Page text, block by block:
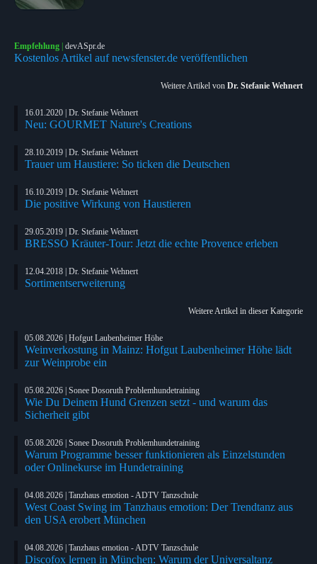
Empfehlung | devASpr.de
Kostenlos Artikel auf newsfenster.de veröffentlichen
Weitere Artikel von Dr. Stefanie Wehnert
16.01.2020 | Dr. Stefanie Wehnert
Neu: GOURMET Nature's Creations
28.10.2019 | Dr. Stefanie Wehnert
Trauer um Haustiere: So ticken die Deutschen
16.10.2019 | Dr. Stefanie Wehnert
Die positive Wirkung von Haustieren
29.05.2019 | Dr. Stefanie Wehnert
BRESSO Kräuter-Tour: Jetzt die echte Provence erleben
12.04.2018 | Dr. Stefanie Wehnert
Sortimentserweiterung
Weitere Artikel in dieser Kategorie
05.08.2026 | Hofgut Laubenheimer Höhe
Weinverkostung in Mainz: Hofgut Laubenheimer Höhe lädt
zur Weinprobe ein
05.08.2026 | Sonee Dosoruth Problemhundetraining
Wie Du Deinem Hund Grenzen setzt - und warum das
Sicherheit gibt
05.08.2026 | Sonee Dosoruth Problemhundetraining
Warum Programme besser funktionieren als Einzelstunden
oder Onlinekurse im Hundetraining
04.08.2026 | Tanzhaus emotion - ADTV Tanzschule
West Coast Swing im Tanzhaus emotion: Der Trendtanz aus
den USA erobert München
04.08.2026 | Tanzhaus emotion - ADTV Tanzschule
Discofox lernen in München: Warum der Universaltanz